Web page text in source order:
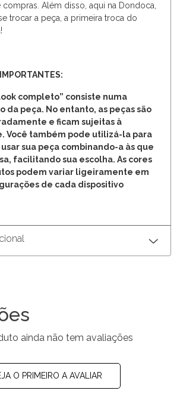
Além disso, aqui na Dondoca,
trocar a peça, a primeira troca do
completo” consiste numa
da peça. No entanto, as peças são
e ficam sujeitas à
Você também pode utilizá-la para
sua peça combinando-a às que
facilitando sua escolha. As cores
podem variar ligeiramente em
de cada dispositivo
ainda não tem avaliações
O PRIMEIRO A AVALIAR